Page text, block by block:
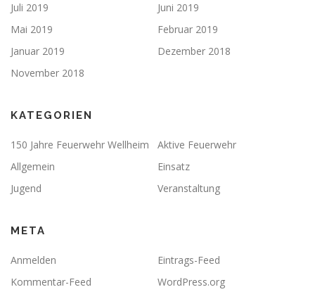
Juli 2019
Juni 2019
Mai 2019
Februar 2019
Januar 2019
Dezember 2018
November 2018
KATEGORIEN
150 Jahre Feuerwehr Wellheim
Aktive Feuerwehr
Allgemein
Einsatz
Jugend
Veranstaltung
META
Anmelden
Eintrags-Feed
Kommentar-Feed
WordPress.org